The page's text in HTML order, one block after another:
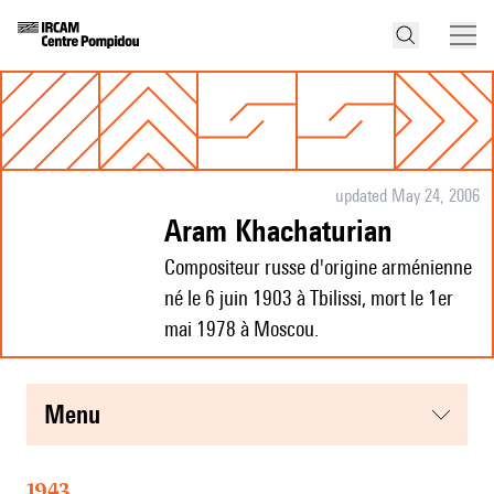
updated May 24, 2006
Aram Khachaturian
Compositeur russe d'origine arménienne
né le 6 juin 1903 à Tbilissi, mort le 1er
mai 1978 à Moscou.
menu
1943